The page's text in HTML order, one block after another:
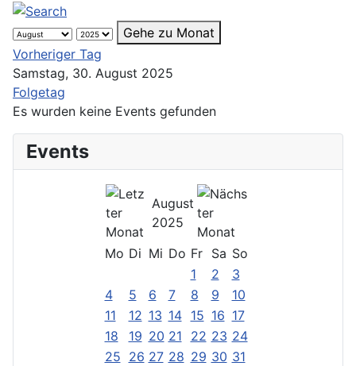
Gehe zu Monat
Vorheriger Tag
Samstag, 30. August 2025
Folgetag
Es wurden keine Events gefunden
Events
August
2025
Mo Di Mi Do Fr Sa So
1
2
3
4
5 6 7 8 9
10
11
12 13 14 15 16 17
18
19 20 21 22 23 24
25 26 27 28 29 30 31